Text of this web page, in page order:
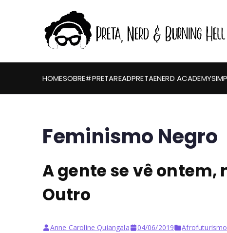
HOMESOBRE#PRETAREADPRETAENERD ACADEMY
Feminismo Negro
A gente se vê ontem,
Outro
Anne Caroline Quiangala 04/06/2019 Afrofuturismo